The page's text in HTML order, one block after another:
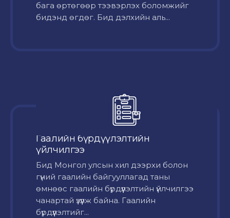
бага өртөгөөр тээвэрлэх боломжийг
бидэнд өгдөг. Бид дэлхийн аль...
Гаалийн бүрдүүлэлтийн
үйлчилгээ
Бид Монгол улсын хил дээрхи болон
гүний гаалийн байгууллагад таны
өмнөөс гаалийн бүрдүүлэлтийн үйлчилгээ
чанартай үзүүлж байна. Гаалийн
бүрдүүлэлтийг...